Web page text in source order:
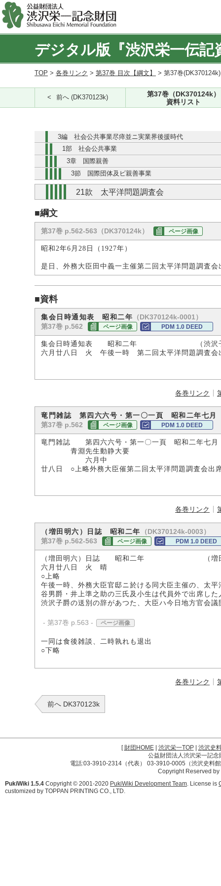
デジタル版『渋沢栄一伝記
TOP > 各巻リンク > 第37巻 目次【綱文】 > 第37巻
前へ (DK370123k)
第37巻（DK370124k）
資料リスト
3編 社会公共事業尽瘁並ニ実業界後援時代
1部 社会公共事業
3章 国際親善
3節 国際団体及ビ親善事業
21款 太平洋問題調査会
■綱文
第37巻 p.562-563（DK370124k） ページ画像
昭和2年6月28日（1927年）
是日、外務大臣田中義一主催第二回太平洋問題調査
■資料
集会日時通知表 昭和二年 （DK370124k-0001）
第37巻 p.562
ページ画像 PDM 1.0 DEED
集会日時通知表 昭和二年 （渋沢子
六月廿八日 火 午後一時 第二回太平洋問題調査会
各巻リンク
竜門雑誌 第四六六号・第一〇一頁 昭和二年七月
第37巻 p.562 ページ画像 PDM 1.0 DEED
竜門雑誌 第四六六号・第一〇一頁 昭和二年七月
青淵先生動静大要
六月中
廿八日 ○上略外務大臣催第二回太平洋問題調査会出
各巻リンク
（増田明六）日誌 昭和二年
（DK370124k-0003）
第37巻 p.562-563
ページ画像 PDM 1.0 DEED
（増田明六）日誌 昭和二年 （増田正
六月廿八日 火 晴
○上略
午後一時、外務大臣官邸ニ於ける同大臣主催の、太
谷男爵・井上準之助の三氏及小生は代員外で出席し
渋沢子爵の送別の辞があつた、大臣ハ今日地方官会
- 第37巻 p.563 - ページ画像
一同は食後雑談、二時孰れも退出
○下略
各巻リンク
前へ DK370123k
[財団HOME| 渋沢栄一TOP| 渋沢史
公益財団法人渋沢栄一記
電話:03-3910-2314（代表） 03-3910-0005（渋沢史料
Copyright Reserved
PukiWiki 1.5.4 Copyright © 2001-2020 PukiWiki Development Team. License is
customized by TOPPAN PRINTING CO., LTD.